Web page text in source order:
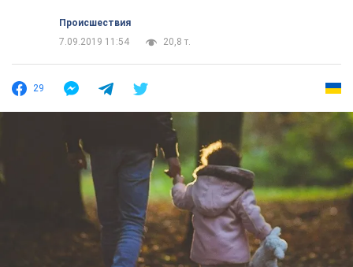
Происшествия
7.09.2019 11:54
20,8 т.
29